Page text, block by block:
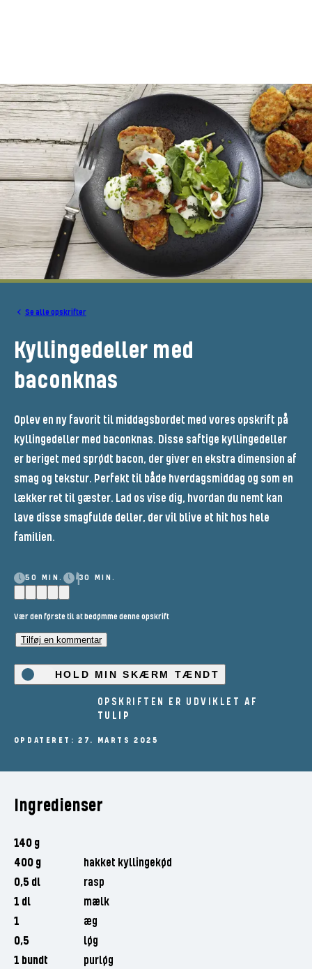
Se alle opskrifter
Kyllingedeller med
baconknas
Oplev en ny favorit til middagsbordet med vores opskrift på
kyllingedeller med baconknas. Disse saftige kyllingedeller
er beriget med sprødt bacon, der giver en ekstra dimension af
smag og tekstur. Perfekt til både hverdagsmiddag og som en
lækker ret til gæster. Lad os vise dig, hvordan du nemt kan
lave disse smagfulde deller, der vil blive et hit hos hele
familien.
50 MIN. 30 MIN.
Vær den første til at bedømme denne opskrift
Tilføj en kommentar
HOLD MIN SKÆRM TÆNDT
OPSKRIFTEN ER UDVIKLET AF
TULIP
OPDATERET: 27. MARTS 2025
Ingredienser
140 g
400 g
hakket kyllingekød
0,5 dl
rasp
1 dl
mælk
1
æg
0,5
løg
1 bundt
purløg